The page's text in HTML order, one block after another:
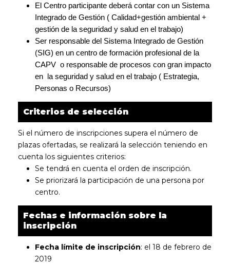
El Centro participante deberá contar con un Sistema
Integrado de Gestión ( Calidad+gestión ambiental +
gestión de la seguridad y salud en el trabajo)
Ser responsable del Sistema Integrado de Gestión
(SIG) en un centro de formación profesional de la
CAPV  o responsable de procesos con gran impacto
en  la seguridad y salud en el trabajo ( Estrategia,
Personas o Recursos)
Criterios de selección
Si el número de inscripciones supera el número de
plazas ofertadas, se realizará la selección teniendo en
cuenta los siguientes criterios:
Se tendrá en cuenta el orden de inscripción.
Se priorizará la participación de una persona por
centro.
Fechas e información sobre la
inscripción
Fecha límite de inscripción: el 18 de febrero de
2019